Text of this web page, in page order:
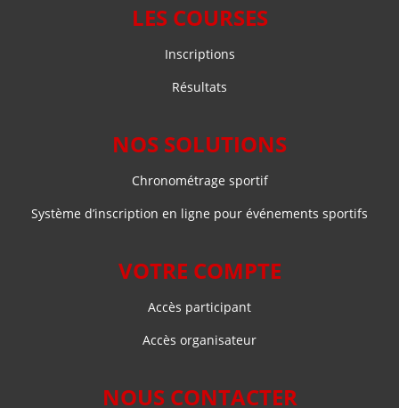
LES COURSES
Inscriptions
Résultats
NOS SOLUTIONS
Chronométrage sportif
Système d’inscription en ligne pour événements sportifs
VOTRE COMPTE
Accès participant
Accès organisateur
NOUS CONTACTER